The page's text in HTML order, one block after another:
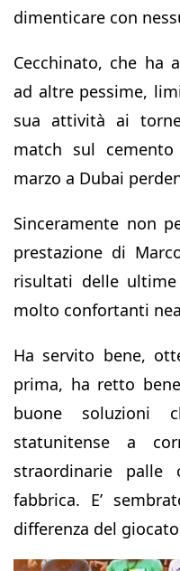
dimenticare con
Cecchinato, che ha
ad altre pessime,
sua attività ai
match sul
marzo a Dubai
Sinceramente non
prestazione di
risultati delle
molto confortanti
Ha servito bene,
prima, ha retto
buone soluzioni
statunitense a
straordinarie
fabbrica. E’
differenza del